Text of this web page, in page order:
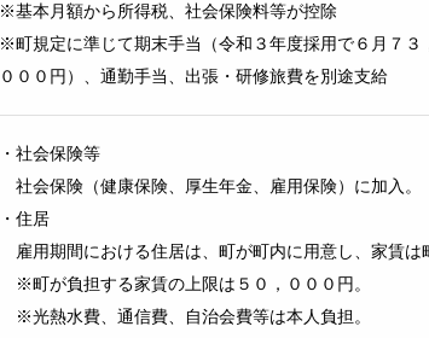
※基本月額から所得税、社会保険料等が控除
※町規定に準じて期末手当（令和３年度採用で６月７３
０００円）、通勤手当、出張・研修旅費を別途支給
・社会保険等
社会保険（健康保険、厚生年金、雇用保険）に加入。
・住居
雇用期間における住居は、町が町内に用意し、家賃は
※町が負担する家賃の上限は５０，０００円。
※光熱水費、通信費、自治会費等は本人負担。